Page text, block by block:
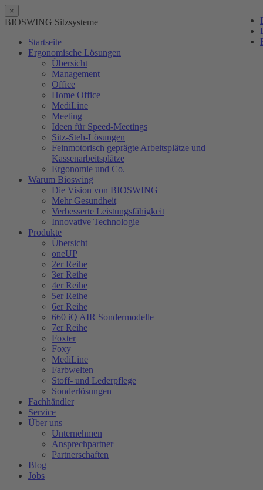
×
BIOSWING Sitzsysteme
Startseite
Ergonomische Lösungen
Übersicht
Management
Office
Home Office
MediLine
Meeting
Ideen für Speed-Meetings
Sitz-Steh-Lösungen
Feinmotorisch geprägte Arbeitsplätze und
Kassenarbeitsplätze
Ergonomie und Co.
Warum Bioswing
Die Vision von BIOSWING
Mehr Gesundheit
Verbesserte Leistungsfähigkeit
Innovative Technologie
Produkte
Übersicht
oneUP
2er Reihe
3er Reihe
4er Reihe
5er Reihe
6er Reihe
660 iQ AIR Sondermodelle
7er Reihe
Foxter
Foxy
MediLine
Farbwelten
Stoff- und Lederpflege
Sonderlösungen
Fachhändler
Service
Über uns
Unternehmen
Ansprechpartner
Partnerschaften
Blog
Jobs